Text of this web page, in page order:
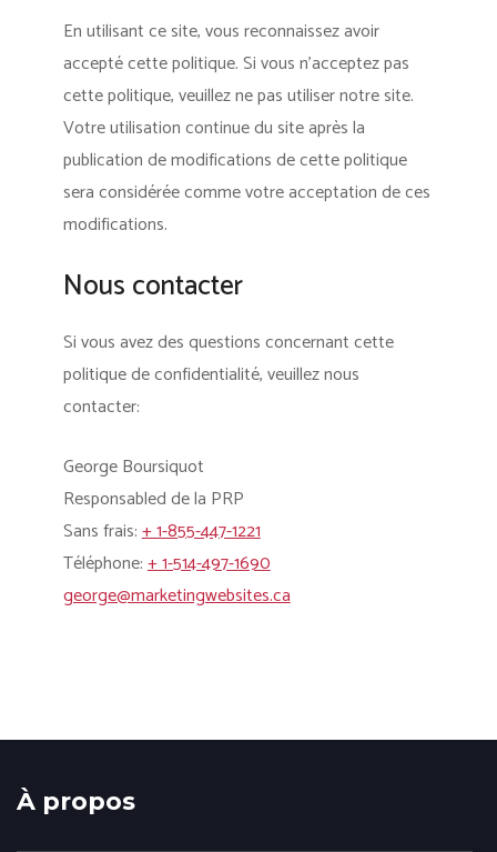
En utilisant ce site, vous reconnaissez avoir
accepté cette politique. Si vous n’acceptez pas
cette politique, veuillez ne pas utiliser notre site.
Votre utilisation continue du site après la
publication de modifications de cette politique
sera considérée comme votre acceptation de ces
modifications.
Nous contacter
Si vous avez des questions concernant cette
politique de confidentialité, veuillez nous
contacter:
George Boursiquot
Responsabled de la PRP
Sans frais:+ 1-855-447-1221
Téléphone:+ 1-514-497-1690
george@marketingwebsites.ca
À propos